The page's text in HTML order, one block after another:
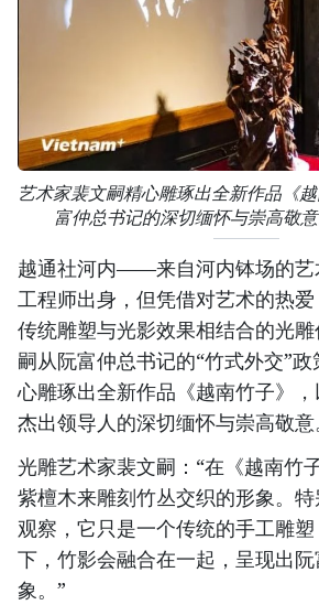
艺术家裴文嗣精心雕琢出全新作品《
富仲总书记的深切缅怀与崇高敬
越通社河内——来自河内钵场的艺
工程师出身，但凭借对艺术的热
传统雕塑与光影效果相结合的光
嗣从阮富仲总书记的“竹式外交”
心雕琢出全新作品《越南竹子》
杰出领导人的深切缅怀与崇高敬意
光雕艺术家裴文嗣：“在《越南竹
紫檀木来雕刻竹丛交织的形象。
观察，它只是一个传统的手工雕
下，竹影会融合在一起，呈现出
象。”